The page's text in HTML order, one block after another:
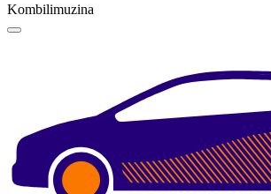
Kombilimuzina